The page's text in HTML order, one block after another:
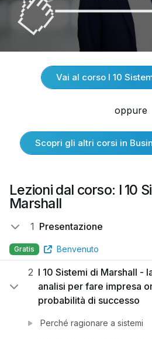
Vai al corso I 10
oppure
Scopri gli altri corsi in
Lezioni dal corso: I 10
Marshall
1 Presentazione
Gratis Benvenuto
2 I 10 Sistemi di Marshall -
analisi per fare impresa
probabilità di successo
Perché ragionare a sistemi